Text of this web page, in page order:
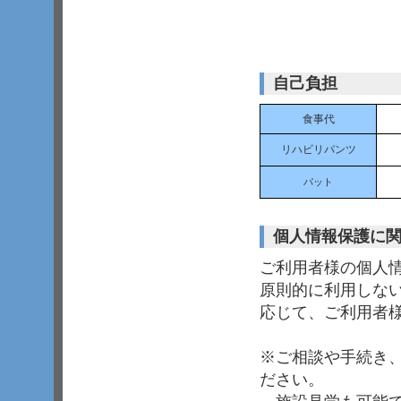
自己負担
食事代
リハビリパンツ
パット
個人情報保護に
ご利用者様の個人
原則的に利用しな
応じて、ご利用者
※ご相談や手続き
ださい。